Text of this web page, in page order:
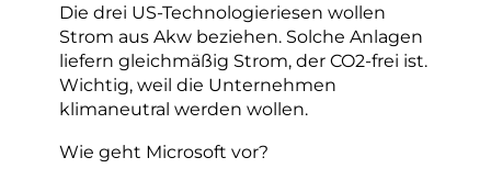
Die drei US-Technologieriesen wollen
Strom aus Akw beziehen. Solche Anlagen
liefern gleichmäßig Strom, der CO2-frei ist.
Wichtig, weil die Unternehmen
klimaneutral werden wollen.
Wie geht Microsoft vor?